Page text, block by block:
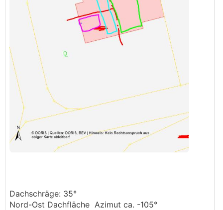
Dachschräge: 35°
Nord-Ost Dachfläche Azimut ca. -105°